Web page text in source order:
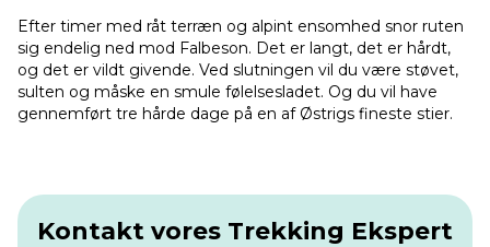
Efter timer med råt terræn og alpint ensomhed snor ruten
sig endelig ned mod Falbeson. Det er langt, det er hårdt,
og det er vildt givende. Ved slutningen vil du være støvet,
sulten og måske en smule følelsesladet. Og du vil have
gennemført tre hårde dage på en af Østrigs fineste stier.
Kontakt vores Trekking Ekspert